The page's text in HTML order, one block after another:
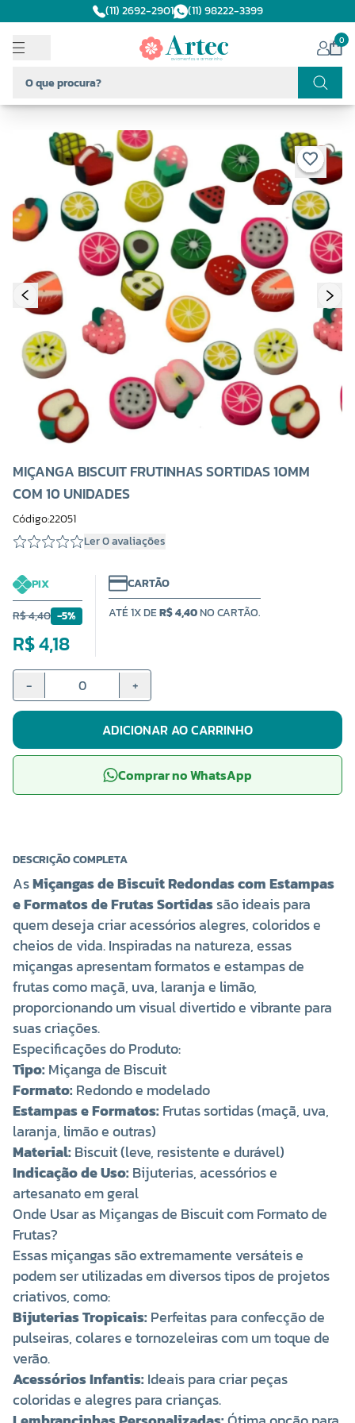
(11) 2692-2901 (11) 98222-3399
0
MIÇANGA BISCUIT FRUTINHAS SORTIDAS 10MM
COM 10 UNIDADES
Código:22051
Ler 0 avaliações
PIX
R$ 4,40 -5%
R$ 4,18
CARTÃO
ATÉ 1X DER$ 4,40NO CARTÃO.
- +
ADICIONAR AO CARRINHO
Comprar no WhatsApp
DESCRIÇÃO COMPLETA
AsMiçangas de Biscuit Redondas com Estampas
e Formatos de Frutas Sortidassão ideais para
quem deseja criar acessórios alegres, coloridos e
cheios de vida. Inspiradas na natureza, essas
miçangas apresentam formatos e estampas de
frutas como maçã, uva, laranja e limão,
proporcionando um visual divertido e vibrante para
suas criações.
Especificações do Produto:
Tipo: Miçanga de Biscuit
Formato: Redondo e modelado
Estampas e Formatos: Frutas sortidas (maçã, uva,
laranja, limão e outras)
Material: Biscuit (leve, resistente e durável)
Indicação de Uso: Bijuterias, acessórios e
artesanato em geral
Onde Usar as Miçangas de Biscuit com Formato de
Frutas?
Essas miçangas são extremamente versáteis e
podem ser utilizadas em diversos tipos de projetos
criativos, como:
Bijuterias Tropicais: Perfeitas para confecção de
pulseiras, colares e tornozeleiras com um toque de
verão.
Acessórios Infantis: Ideais para criar peças
coloridas e alegres para crianças.